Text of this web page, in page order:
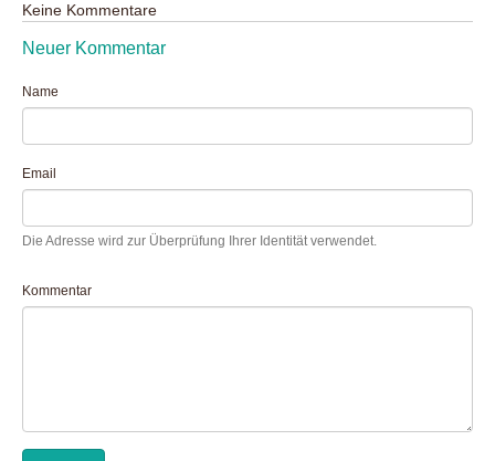
Keine Kommentare
Neuer Kommentar
Name
Email
Die Adresse wird zur Überprüfung Ihrer Identität verwendet.
Kommentar